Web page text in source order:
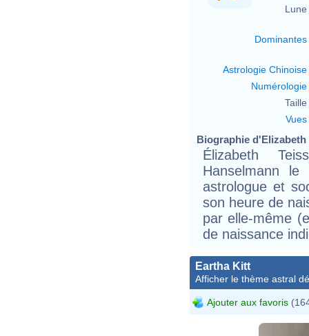
Lune
Dominantes
Astrologie Chinoise
Numérologie
Taille
Vues
Biographie d'Elizabeth
Élizabeth
Hanselmann
astrologue et
son heure de
par elle-même
de naissance
Eartha Kitt
Afficher le thème astral
Ajouter aux favoris